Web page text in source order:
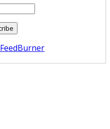
FeedBurner